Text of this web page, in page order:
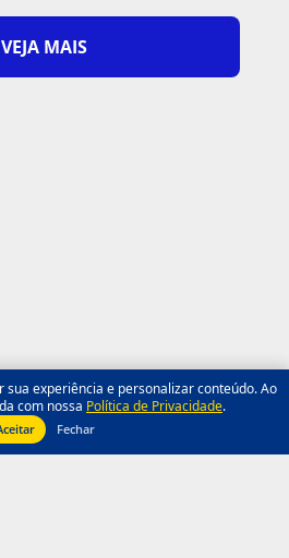
VEJA MAIS
experiência e personalizar conteúdo. Ao
com nossa Política de Privacidade.
Fechar